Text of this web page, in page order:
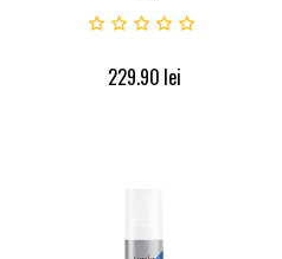
229.90 lei